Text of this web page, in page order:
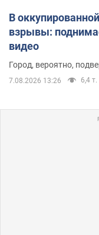
В
взрывы:
видео
Город, вероятно,
7.08.2026 13:26 6,4 т.